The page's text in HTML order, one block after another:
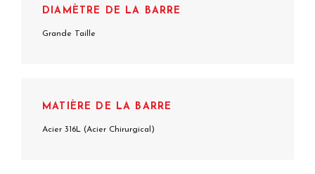
DIAMÈTRE DE LA BARRE
Grande Taille
MATIÈRE DE LA BARRE
Acier 316L (Acier Chirurgical)